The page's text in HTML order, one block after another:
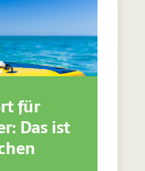
für
Das ist